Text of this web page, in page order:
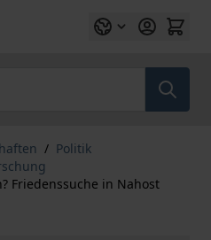
/ Politik
Friedenssuche in Nahost